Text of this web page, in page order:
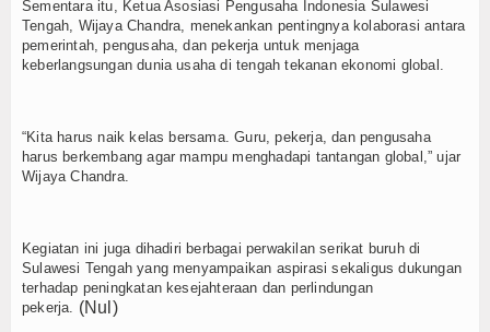
Sementara itu, Ketua Asosiasi Pengusaha Indonesia Sulawesi
Tengah, Wijaya Chandra, menekankan pentingnya kolaborasi antara
pemerintah, pengusaha, dan pekerja untuk menjaga
keberlangsungan dunia usaha di tengah tekanan ekonomi global.
“Kita harus naik kelas bersama. Guru, pekerja, dan pengusaha
harus berkembang agar mampu menghadapi tantangan global,” ujar
Wijaya Chandra.
Kegiatan ini juga dihadiri berbagai perwakilan serikat buruh di
Sulawesi Tengah yang menyampaikan aspirasi sekaligus dukungan
terhadap peningkatan kesejahteraan dan perlindungan
pekerja. (Nul)